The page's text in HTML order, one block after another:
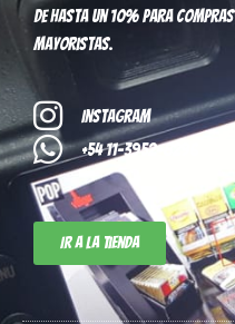
de hasta un 10% para compras
mayoristas.
Instagram
+54 11-3952-8296
Ir a la tienda